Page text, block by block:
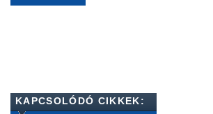
KAPCSOLÓDÓ CIKKEK: